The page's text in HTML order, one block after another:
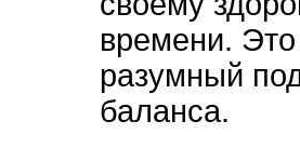
времени.
разумный
баланса.